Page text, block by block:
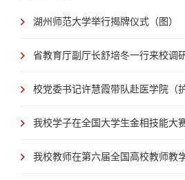
湖州师范大学举行揭牌仪式（图）
省教育厅副厅长舒培冬一行来校调
校党委书记许慧霞带队赴医学院（
我校学子在全国大学生金相技能大
我校教师在第六届全国高校教师教